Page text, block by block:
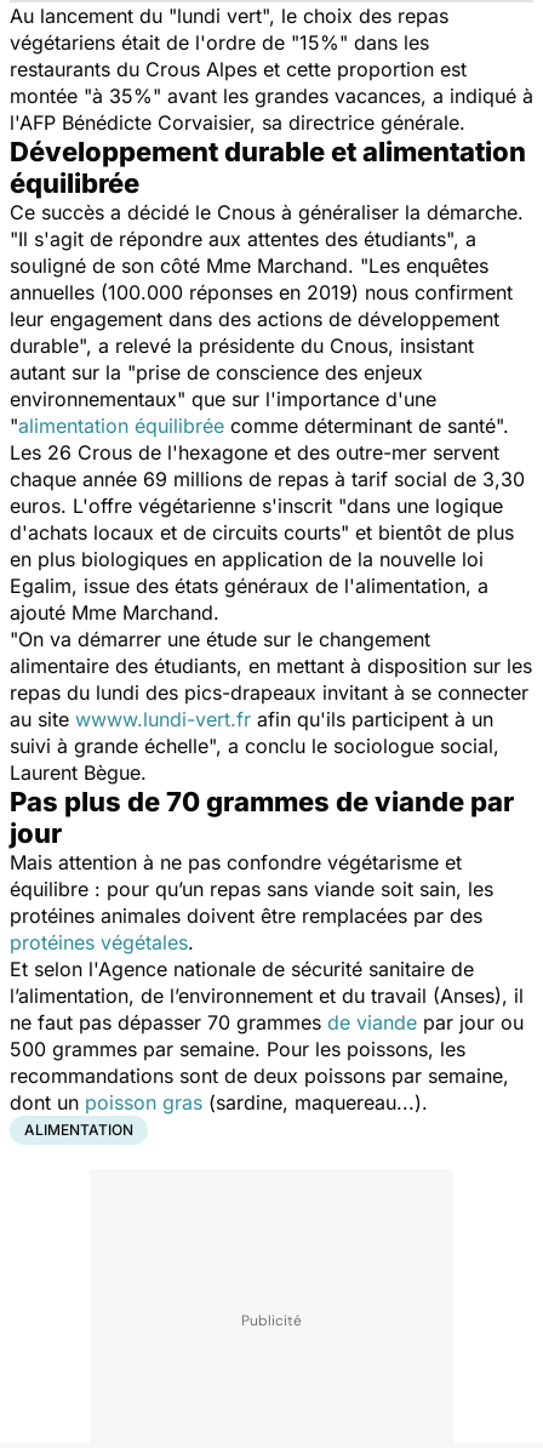
Au lancement du "lundi vert", le choix des repas
végétariens était de l'ordre de "15%" dans les
restaurants du Crous Alpes et cette proportion est
montée "à 35%" avant les grandes vacances, a indiqué à
l'AFP Bénédicte Corvaisier, sa directrice générale.
Développement durable et alimentation
équilibrée
Ce succès a décidé le Cnous à généraliser la démarche.
"Il s'agit de répondre aux attentes des étudiants", a
souligné de son côté Mme Marchand. "Les enquêtes
annuelles (100.000 réponses en 2019) nous confirment
leur engagement dans des actions de développement
durable", a relevé la présidente du Cnous, insistant
autant sur la "prise de conscience des enjeux
environnementaux" que sur l'importance d'une
"alimentation équilibrée comme déterminant de santé".
Les 26 Crous de l'hexagone et des outre-mer servent
chaque année 69 millions de repas à tarif social de 3,30
euros. L'offre végétarienne s'inscrit "dans une logique
d'achats locaux et de circuits courts" et bientôt de plus
en plus biologiques en application de la nouvelle loi
Egalim, issue des états généraux de l'alimentation, a
ajouté Mme Marchand.
"On va démarrer une étude sur le changement
alimentaire des étudiants, en mettant à disposition sur les
repas du lundi des pics-drapeaux invitant à se connecter
au site wwww.lundi-vert.fr afin qu'ils participent à un
suivi à grande échelle", a conclu le sociologue social,
Laurent Bègue.
Pas plus de 70 grammes de viande par
jour
Mais attention à ne pas confondre végétarisme et
équilibre : pour qu’un repas sans viande soit sain, les
protéines animales doivent être remplacées par des
protéines végétales.
Et selon l'Agence nationale de sécurité sanitaire de
l’alimentation, de l’environnement et du travail (Anses), il
ne faut pas dépasser 70 grammes de viande par jour ou
500 grammes par semaine. Pour les poissons, les
recommandations sont de deux poissons par semaine,
dont un poisson gras (sardine, maquereau...).
ALIMENTATION